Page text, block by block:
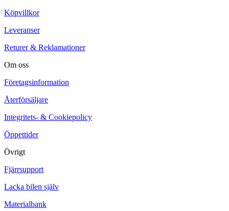
Köpvillkor
Leveranser
Returer & Reklamationer
Om oss
Företagsinformation
Återförsäljare
Integritets- & Cookiepolicy
Öppettider
Övrigt
Fjärrsupport
Lacka bilen själv
Materialbank